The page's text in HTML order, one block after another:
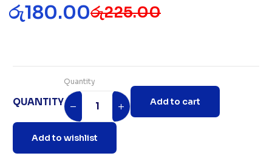
රු225.00
රු180.00
QUANTITY
Quantity
Add to cart
Add to wishlist